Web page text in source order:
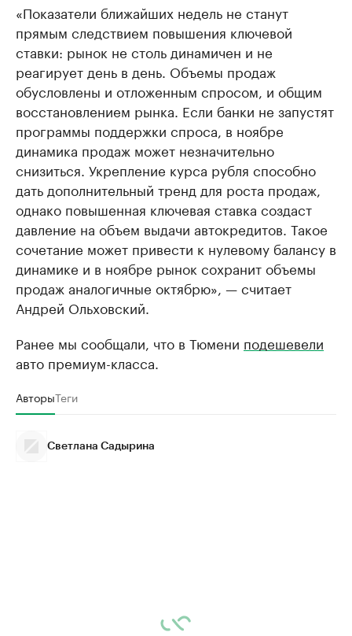
«Показатели ближайших недель не станут
прямым следствием повышения ключевой
ставки: рынок не столь динамичен и не
реагирует день в день. Объемы продаж
обусловлены и отложенным спросом, и общим
восстановлением рынка. Если банки не запустят
программы поддержки спроса, в ноябре
динамика продаж может незначительно
снизиться. Укрепление курса рубля способно
дать дополнительный тренд для роста продаж,
однако повышенная ключевая ставка создаст
давление на объем выдачи автокредитов. Такое
сочетание может привести к нулевому балансу в
динамике и в ноябре рынок сохранит объемы
продаж аналогичные октябрю», — считает
Андрей Ольховский.
Ранее мы сообщали, что в Тюмени подешевели
авто премиум-класса.
АвторыТеги
Светлана Садырина